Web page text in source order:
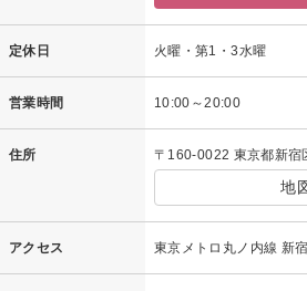
定休日 火曜・第1・3水曜
営業時間 10:00～20:00
住所 〒160-0022 東京都新宿
地
アクセス 東京メトロ丸ノ内線 新